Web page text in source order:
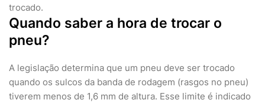
trocado.
Quando saber a hora de trocar o
pneu?
A legislação determina que um pneu deve ser trocado
quando os sulcos da banda de rodagem (rasgos no pneu)
tiverem menos de 1,6 mm de altura. Esse limite é indicado